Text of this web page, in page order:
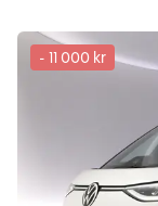
- 11 000 kr